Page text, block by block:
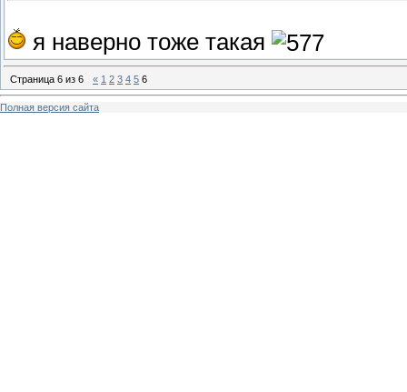
я наверно тоже такая
Страница 6 из 6 « 1 2 3 4 5 6
Полная версия сайта